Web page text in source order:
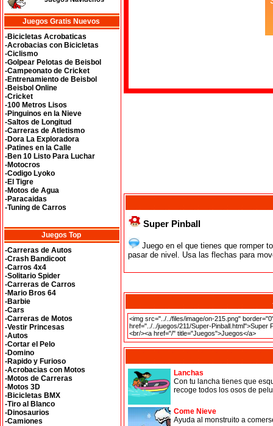
Juegos Gratis Nuevos
-Bicicletas Acrobaticas
-Acrobacias con Bicicletas
-Ciclismo
-Golpear Pelotas de Beisbol
-Campeonato de Cricket
-Entrenamiento de Beisbol
-Beisbol Online
-Cricket
-100 Metros Lisos
-Pinguinos en la Nieve
-Saltos de Longitud
-Carreras de Atletismo
-Dora La Exploradora
-Patines en la Calle
-Ben 10 Listo Para Luchar
-Motocros
-Codigo Lyoko
-El Tigre
-Motos de Agua
-Paracaidas
-Tuning de Carros
Juegos Top
-Carreras de Autos
-Crash Bandicoot
-Carros 4x4
-Solitario Spider
-Carreras de Carros
-Mario Bros 64
-Barbie
-Cars
-Carreras de Motos
-Vestir Princesas
-Autos
-Cortar el Pelo
-Domino
-Rapido y Furioso
-Acrobacias con Motos
-Motos de Carreras
-Motos 3D
-Bicicletas BMX
-Tiro al Blanco
-Dinosaurios
-Camiones
Super Pinball
Juego en el que tienes que romper
pasar de nivel. Usa las flechas para
Lanchas
Con tu lancha tienes que
recoge todos los osos de
Come Nieve
Ayuda al monstruito a